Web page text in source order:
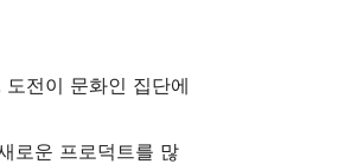
전이 문화인 집단에
로운 프로덕트를 많